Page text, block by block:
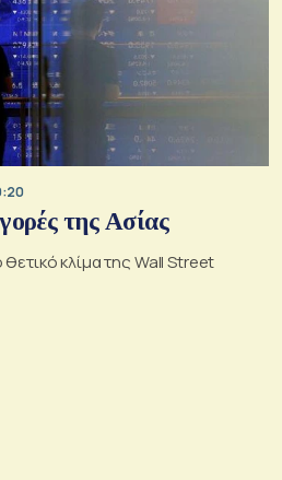
της Ασίας
κλίμα της Wall Street